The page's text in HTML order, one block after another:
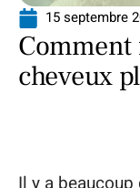
15 septembre
Comment
cheveux